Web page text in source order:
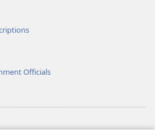
Officials